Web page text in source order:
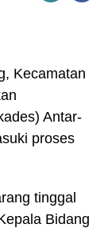
Kecamatan
Antar-
proses
tinggal
Bidang